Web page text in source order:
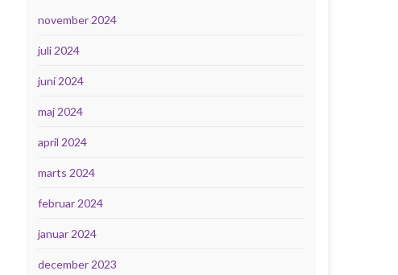
november 2024
juli 2024
juni 2024
maj 2024
april 2024
marts 2024
februar 2024
januar 2024
december 2023